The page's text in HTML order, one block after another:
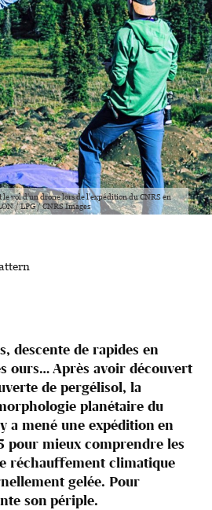
le vol d'un drone lors de l'expédition du CNRS en
/ LPG / CNRS Images
descente de rapides en
ours… Après avoir découvert
de pergélisol, la
planétaire du
a mené une expédition en
pour mieux comprendre les
réchauffement climatique
gelée. Pour
son périple.